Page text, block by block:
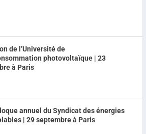
de l’Université de
photovoltaïque | 23
à Paris
annuel du Syndicat des énergies
| 29 septembre à Paris